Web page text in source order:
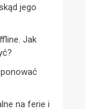
jego
Jak
na ferie i